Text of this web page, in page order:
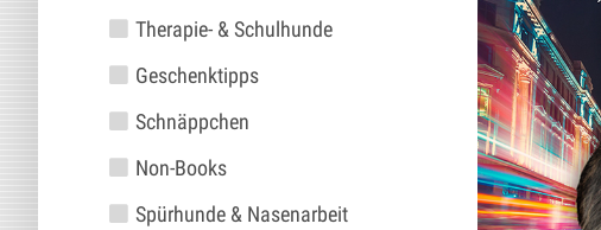
Therapie- & Schulhunde
Geschenktipps
Schnäppchen
Non-Books
Spürhunde & Nasenarbeit